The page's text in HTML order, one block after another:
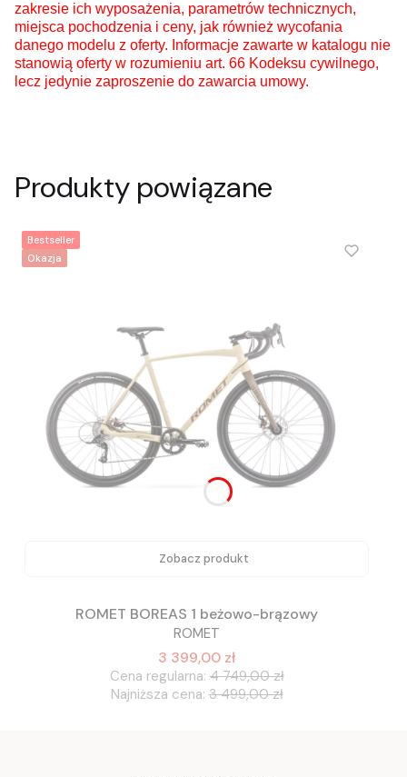
zakresie ich wyposażenia, parametrów technicznych,
miejsca pochodzenia i ceny, jak również wycofania
danego modelu z oferty. Informacje zawarte w katalogu nie
stanowią oferty w rozumieniu art. 66 Kodeksu cywilnego,
lecz jedynie zaproszenie do zawarcia umowy.
Produkty powiązane
Okazja
Bestseller
Zobacz produkt
ROMET BOREAS 1 beżowo-brązowy
ROMET
3 399,00 zł
Cena regularna: 4 749,00 zł
Najniższa cena: 3 499,00 zł